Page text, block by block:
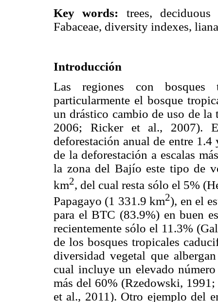
Key words: trees,
Fabaceae, diversity indexes,
Introducción
Las regiones con bosques
particularmente el bosque
un drástico cambio de uso de
2006; Ricker et al., 2007).
deforestación anual de entre
de la deforestación a escalas
la zona del Bajío este tipo de
km2, del cual resta sólo el 5%
Papagayo (1 331.9 km2), en el
para el BTC (83.9%) en buen
recientemente sólo el 11.3%
de los bosques tropicales
diversidad vegetal que
cual incluye un elevado número
más del 60% (Rzedowski,
et al., 2011). Otro ejemplo del